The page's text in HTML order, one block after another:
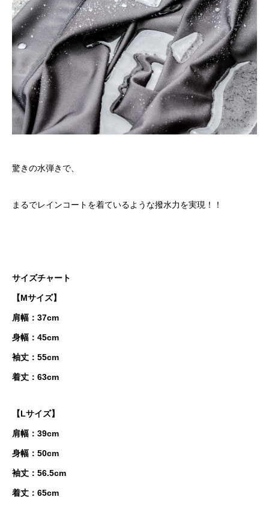
驚きの水弾きで、
まるでレインコートを着ているような撥水力を実現！！
サイズチャート
【Mサイズ】
肩幅：37cm
身幅：45cm
袖丈：55cm
着丈：63cm
【Lサイズ】
肩幅：39cm
身幅：50cm
袖丈：56.5cm
着丈：65cm